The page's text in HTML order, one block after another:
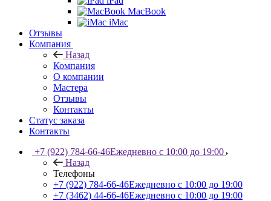
MacBook
iMac
Отзывы
Компания
Назад
Компания
О компании
Мастера
Отзывы
Контакты
Статус заказа
Контакты
+7 (922) 784-66-46Ежедневно с 10:00 до 19:00
Назад
Телефоны
+7 (922) 784-66-46Ежедневно с 10:00 до 19:00
+7 (3462) 44-66-46Ежедневно с 10:00 до 19:00